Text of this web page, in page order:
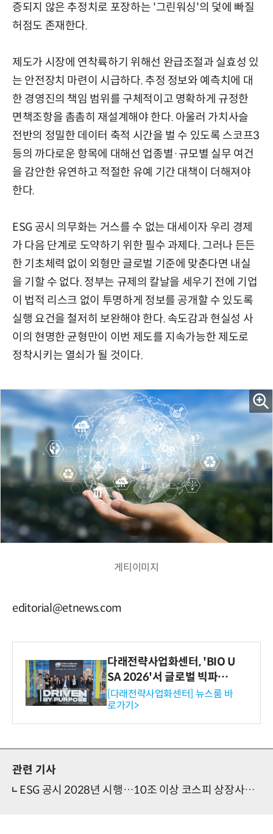
증되지 않은 추정치로 포장하는 '그린워싱'의 덫에 빠질
허점도 존재한다.
제도가 시장에 연착륙하기 위해선 완급조절과 실효성 있
는 안전장치 마련이 시급하다. 추정 정보와 예측치에 대
한 경영진의 책임 범위를 구체적이고 명확하게 규정한
면책조항을 촘촘히 재설계해야 한다. 아울러 가치사슬
전반의 정밀한 데이터 축적 시간을 벌 수 있도록 스코프3
등의 까다로운 항목에 대해선 업종별·규모별 실무 여건
을 감안한 유연하고 적절한 유예 기간 대책이 더해져야
한다.
ESG 공시 의무화는 거스를 수 없는 대세이자 우리 경제
가 다음 단계로 도약하기 위한 필수 과제다. 그러나 든든
한 기초체력 없이 외형만 글로벌 기준에 맞춘다면 내실
을 기할 수 없다. 정부는 규제의 칼날을 세우기 전에 기업
이 법적 리스크 없이 투명하게 정보를 공개할 수 있도록
실행 요건을 철저히 보완해야 한다. 속도감과 현실성 사
이의 현명한 균형만이 이번 제도를 지속가능한 제도로
정착시키는 열쇠가 될 것이다.
게티이미지
editorial@etnews.com
다래전략사업화센터, 'BIO U
SA 2026'서 글로벌 빅파마
와의 비즈니스 미팅 지원…K
-바이오 해외 진출 교두보 확
보
[다래전략사업화센터] 뉴스룸 바
로가기>
관련 기사
ESG 공시 2028년 시행…10조 이상 코스피 상장사부터 의무화